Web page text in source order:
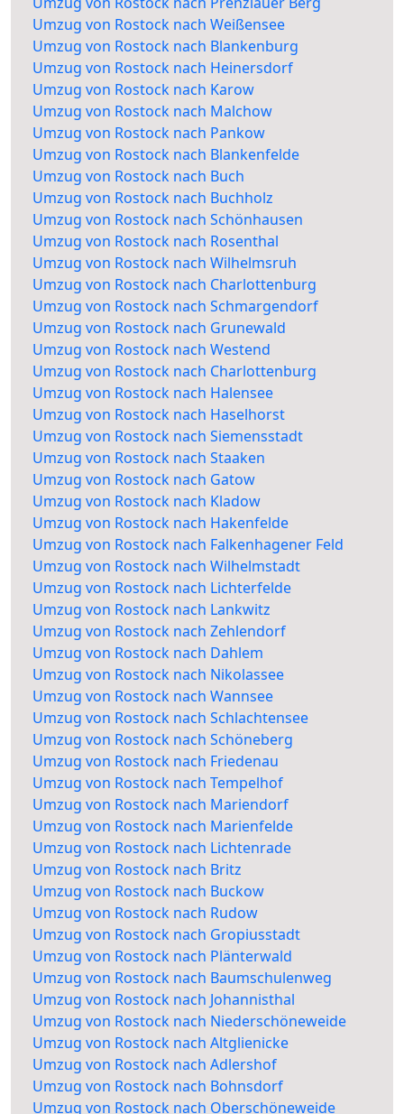
Umzug von Rostock nach Weißensee
Umzug von Rostock nach Blankenburg
Umzug von Rostock nach Heinersdorf
Umzug von Rostock nach Karow
Umzug von Rostock nach Malchow
Umzug von Rostock nach Pankow
Umzug von Rostock nach Blankenfelde
Umzug von Rostock nach Buch
Umzug von Rostock nach Buchholz
Umzug von Rostock nach Schönhausen
Umzug von Rostock nach Rosenthal
Umzug von Rostock nach Wilhelmsruh
Umzug von Rostock nach Charlottenburg
Umzug von Rostock nach Schmargendorf
Umzug von Rostock nach Grunewald
Umzug von Rostock nach Westend
Umzug von Rostock nach Charlottenburg
Umzug von Rostock nach Halensee
Umzug von Rostock nach Haselhorst
Umzug von Rostock nach Siemensstadt
Umzug von Rostock nach Staaken
Umzug von Rostock nach Gatow
Umzug von Rostock nach Kladow
Umzug von Rostock nach Hakenfelde
Umzug von Rostock nach Falkenhagener Feld
Umzug von Rostock nach Wilhelmstadt
Umzug von Rostock nach Lichterfelde
Umzug von Rostock nach Lankwitz
Umzug von Rostock nach Zehlendorf
Umzug von Rostock nach Dahlem
Umzug von Rostock nach Nikolassee
Umzug von Rostock nach Wannsee
Umzug von Rostock nach Schlachtensee
Umzug von Rostock nach Schöneberg
Umzug von Rostock nach Friedenau
Umzug von Rostock nach Tempelhof
Umzug von Rostock nach Mariendorf
Umzug von Rostock nach Marienfelde
Umzug von Rostock nach Lichtenrade
Umzug von Rostock nach Britz
Umzug von Rostock nach Buckow
Umzug von Rostock nach Rudow
Umzug von Rostock nach Gropiusstadt
Umzug von Rostock nach Plänterwald
Umzug von Rostock nach Baumschulenweg
Umzug von Rostock nach Johannisthal
Umzug von Rostock nach Niederschöneweide
Umzug von Rostock nach Altglienicke
Umzug von Rostock nach Adlershof
Umzug von Rostock nach Bohnsdorf
Umzug von Rostock nach Oberschöneweide